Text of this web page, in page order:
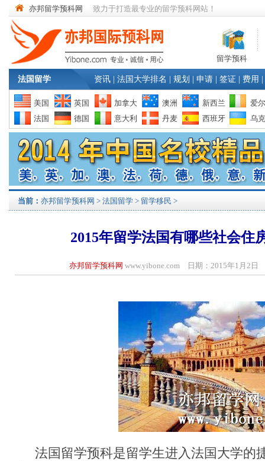
亦邦留学预科网 致力于打造最专业的留学预科网站！
留学预科
法国留学 资讯 法国大学排名 规划 申请 签证 费用
美国 英国 加拿大 澳洲 新西兰
爱
法国
德国 意大利 丹麦 西班牙 乌
当前： 亦邦留学预科网 > 法国留学 > 留学移民 >
2015年留学法国有哪些社会住
亦邦留学预科网 www.yibone.com 日期：2015年1月2日
法国留学预科是留学生进入法国大学的